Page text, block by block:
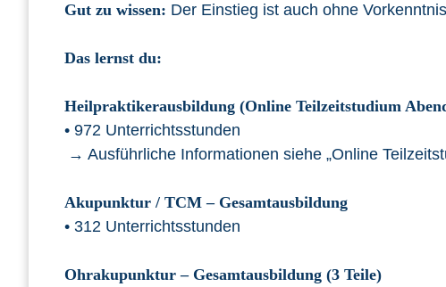
Gut zu wissen: Der Einstieg ist auch ohne
Das lernst du:
Heilpraktikerausbildung (Online Teilzeitstudium
• 972 Unterrichtsstunden
→ Ausführliche Informationen siehe „Online
Akupunktur / TCM – Gesamtausbildung
• 312 Unterrichtsstunden
Ohrakupunktur – Gesamtausbildung (3 Teile)